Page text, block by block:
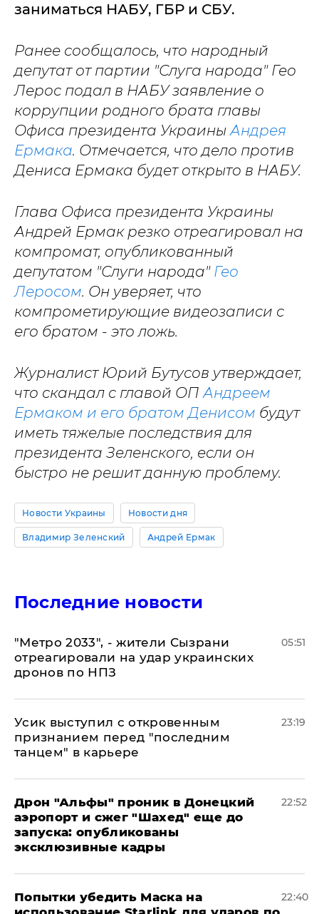
заниматься НАБУ, ГБР и СБУ.
Ранее сообщалось, что народный
депутат от партии "Слуга народа" Гео
Лерос подал в НАБУ заявление о
коррупции родного брата главы
Офиса президента УкраиныАндрея
Ермака. Отмечается, что дело против
Дениса Ермака будет открыто в НАБУ.
Глава Офиса президента Украины
Андрей Ермак резко отреагировал на
компромат, опубликованный
депутатом "Слуги народа" Гео
Леросом. Он уверяет, что
компрометирующие видеозаписи с
его братом - это ложь.
Журналист Юрий Бутусов утверждает,
что скандал с главой ОПАндреем
Ермаком и его братом Денисом будут
иметь тяжелые последствия для
президента Зеленского, если он
быстро не решит данную проблему.
Новости Украины Новости дня
Владимир Зеленский Андрей Ермак
Последние новости
"Метро 2033", - жители Сызрани
отреагировали на удар украинских
дронов по НПЗ
05:51
Усик выступил с откровенным
признанием перед "последним
танцем" в карьере
23:19
Дрон "Альфы" проник в Донецкий
аэропорт и сжег "Шахед" еще до
запуска: опубликованы
эксклюзивные кадры
22:52
Попытки убедить Маска на
22:40